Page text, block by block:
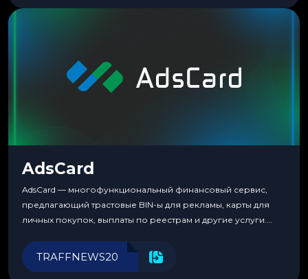
AdsCard
AdsCard — многофункциональный финансовый сервис,
предлагающий трастовые BIN-ы для рекламы, карты для
личных покупок, выплаты по реестрам и другие услуги.
инструменты для управления финансами.
TRAFFNEWS20